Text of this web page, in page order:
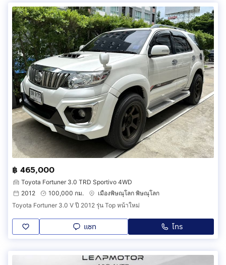
฿ 465,000
Toyota Fortuner 3.0 TRD Sportivo 4WD
2012
100,000 กม.
เมืองพิษณุโลก พิษณุโลก
Toyota Fortuner 3.0 V ปี 2012 รุ่น Top หน้าใหม่
แชท โทร